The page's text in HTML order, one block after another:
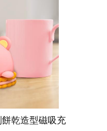
乾造型磁吸充